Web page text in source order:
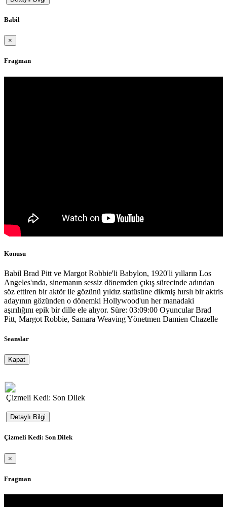
Babil
×
Fragman
Konusu
Babil Brad Pitt ve Margot Robbie'li Babylon, 1920'li yılların Los
Angeles'ında, sinemanın sessiz dönemden çıkış sürecinde adından
söz ettiren bir aktör ile gözünü yıldız statüsüne dikmiş hırslı bir aktris
adayının gözünden o dönemki Hollywood'un her manadaki
aşırılığını epik bir dille ele alıyor. Süre: 03:09:00 Oyuncular Brad
Pitt, Margot Robbie, Samara Weaving Yönetmen Damien Chazelle
Seanslar
Kapat
Çizmeli Kedi: Son Dilek
Detaylı Bilgi
Çizmeli Kedi: Son Dilek
×
Fragman